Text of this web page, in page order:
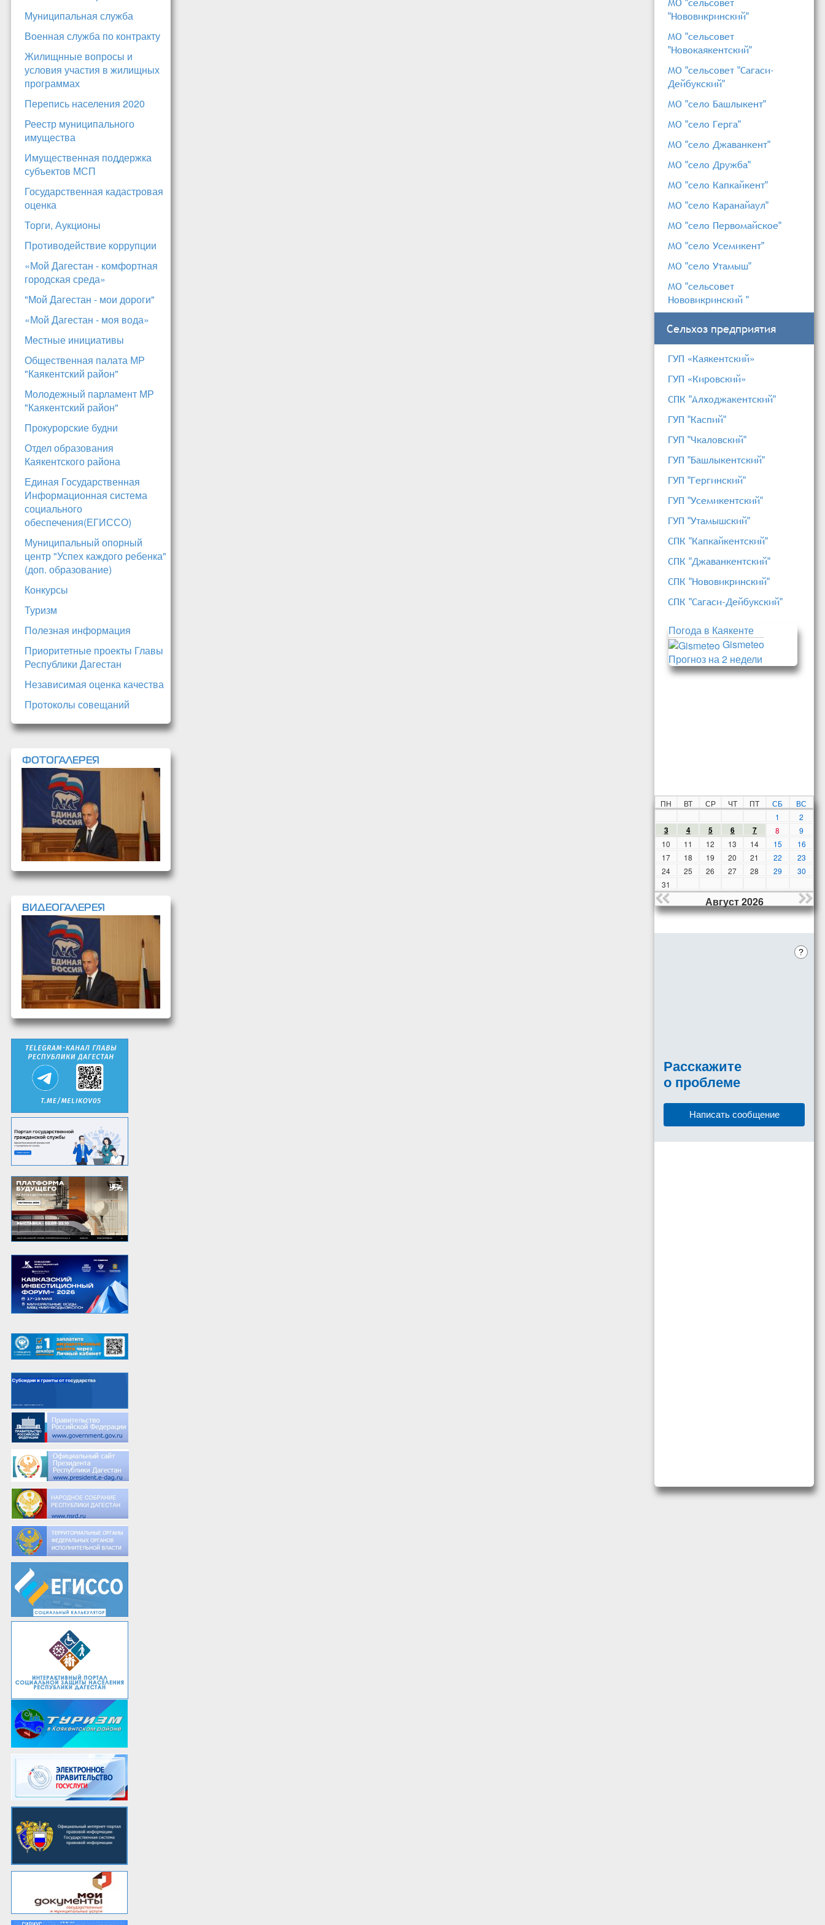
Муниципальная служба
Военная служба по контракту
Жилищнные вопросы и
условия участия в жилищных
программах
Перепись населения 2020
Реестр муниципального
имущества
Имущественная поддержка
субъектов МСП
Государственная кадастровая
оценка
Торги, Аукционы
Противодействие коррупции
«Мой Дагестан - комфортная
городская среда»
"Мой Дагестан - мои дороги"
«Мой Дагестан - моя вода»
Местные инициативы
Общественная палата МР
"Каякентский район"
Молодежный парламент МР
"Каякентский район"
Прокурорские будни
Отдел образования
Каякентского района
Единая Государственная
Информационная система
социального
обеспечения(ЕГИССО)
Муниципальный опорный
центр "Успех каждого ребенка"
(доп. образование)
Конкурсы
Туризм
Полезная информация
Приоритетные проекты Главы
Республики Дагестан
Независимая оценка качества
Протоколы совещаний
ФОТОГАЛЕРЕЯ
ВИДЕОГАЛЕРЕЯ
"Нововикринский"
МО "сельсовет
"Новокаякентский"
МО "сельсовет "Сагаси-
Дейбукский"
МО "село Башлыкент"
МО "село Герга"
МО "село Джаванкент"
МО "село Дружба"
МО "село Капкайкент"
МО "село Каранайаул"
МО "село Первомайское"
МО "село Усемикент"
МО "село Утамыш"
МО "сельсовет
Нововикринский "
Сельхоз предприятия
ГУП «Каякентский»
ГУП «Кировский»
СПК "Алходжакентский"
ГУП "Каспий"
ГУП "Чкаловский"
ГУП "Башлыкентский"
ГУП "Гергинский"
ГУП "Усемикентский"
ГУП "Утамышский"
СПК "Капкайкентский"
СПК "Джаванкентский"
СПК "Нововикринский"
СПК "Сагаси-Дейбукский"
Погода в Каякенте
Gismeteo
Прогноз на 2 недели
ПН ВТ СР ЧТ ПТ СБ
ВС
1
2
3 4 5 6 7 8
9
10
11 12 13 14 15
16
17
18 19 20 21 22
23
24
25 26 27 28 29
30
31
Август 2026
?
Расскажите
о проблеме
Написать сообщение